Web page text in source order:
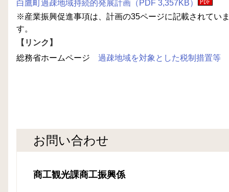
白鷹町過疎地域持続的発展計画（PDF 3,357KB）
※産業振興促進事項は、計画の35ページに記載されてい
す。
【リンク】
総務省ホームページ 過疎地域を対象とした税制措置等
お問い合わせ
商工観光課商工振興係